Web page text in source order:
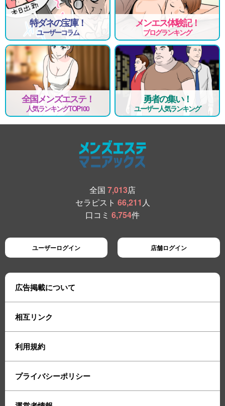
特ダネの宝庫！
ユーザーコラム
メンエス体験記！
ブログランキング
全国メンズエステ！
人気ランキングTOP100
勇者の集い！
ユーザー人気ランキング
全国 7,013店
セラピスト 66,211 人
口コミ 6,754件
ユーザーログイン 店舗ログイン
広告掲載について
相互リンク
利用規約
プライバシーポリシー